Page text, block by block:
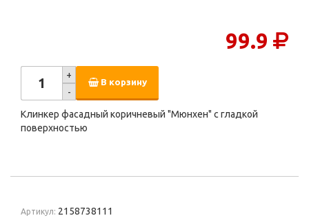
99.9
+
-
В корзину
Клинкер фасадный коричневый "Мюнхен" с гладкой
поверхностью
Артикул: 2158738111